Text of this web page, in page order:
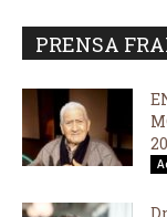
PRENSA